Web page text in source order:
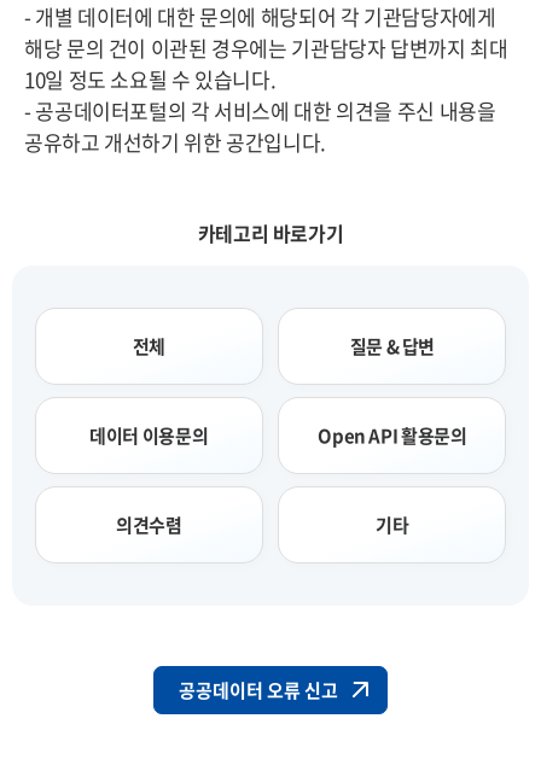
- 개별 데이터에 대한 문의에 해당되어 각 기관담당자에게
해당 문의 건이 이관된 경우에는 기관담당자 답변까지 최대
10일 정도 소요될 수 있습니다.
- 공공데이터포털의 각 서비스에 대한 의견을 주신 내용을
공유하고 개선하기 위한 공간입니다.
카테고리 바로가기
전체 질문 & 답변
데이터 이용문의 Open API 활용문의
의견수렴 기타
공공데이터 오류 신고